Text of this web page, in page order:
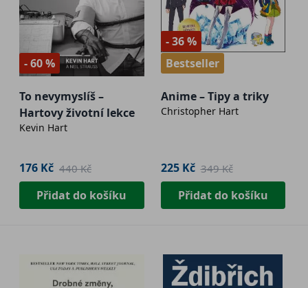
- 60 %
To nevymyslíš –
Hartovy životní lekce
Kevin Hart
176 Kč 440 Kč
Přidat do košíku
- 36 %
Bestseller
Anime – Tipy a triky
Christopher Hart
225 Kč 349 Kč
Přidat do košíku